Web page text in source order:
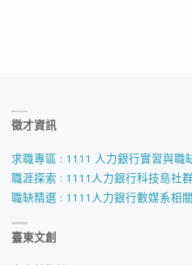
徵才資訊
求職專區 : 1111 人力銀行實習與職
職涯探索 : 1111人力銀行科技島社
職缺精選 : 1111人力銀行數媒系相
臺東文創